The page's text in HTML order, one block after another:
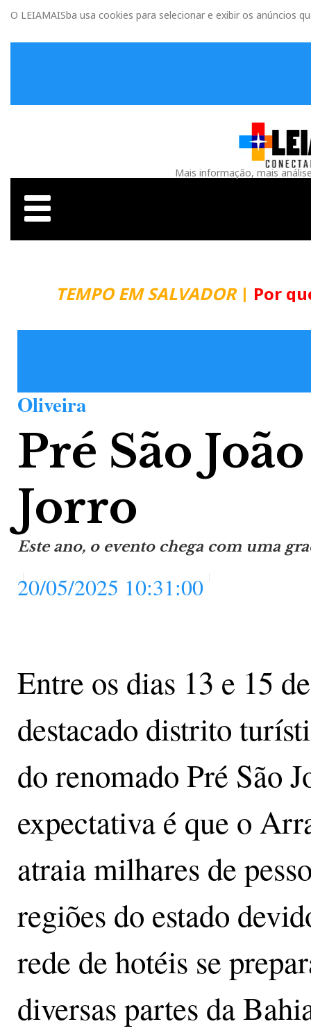
O LEIAMAISba usa cookies para selecionar e exibir os anúncios
Mais informação, mais
TEMPO EM SALVADOR|Por que
Oliveira
Pré São
Jorro
Este ano, o evento chega com uma
20/05/2025 10:31:00
Entre os dias 13 e 15
destacado distrito
do renomado Pré São
expectativa é que o
atraia milhares de
regiões do estado
rede de hotéis se
diversas partes da